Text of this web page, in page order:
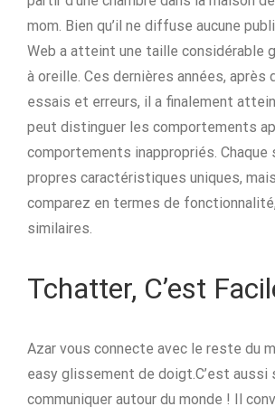
mom. Bien qu’il ne diffuse aucune
Web a atteint une taille considérable
à oreille. Ces dernières années, après
essais et erreurs, il a finalement
peut distinguer les comportements
comportements inappropriés. Chaque
propres caractéristiques uniques,
comparez en termes de
similaires.
Tchatter, C’est
Azar vous connecte avec le reste du
easy glissement de doigt.C’est aussi
communiquer autour du monde ! Il